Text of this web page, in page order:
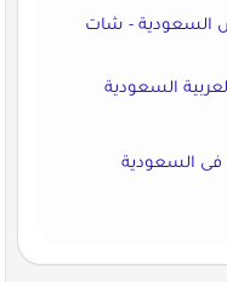
السعودية - شات
السعودية
فى السعودية